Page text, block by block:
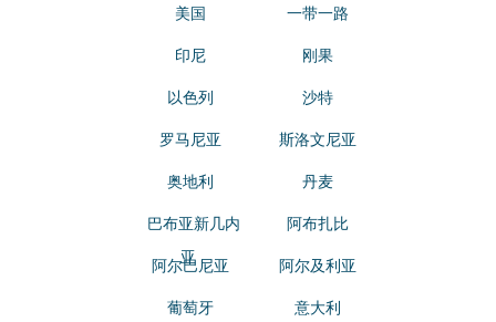
美国 一带一路
印尼 刚果
以色列 沙特
罗马尼亚 斯洛文尼亚
奥地利 丹麦
巴布亚新几内
亚
阿布扎比
阿尔巴尼亚 阿尔及利亚
葡萄牙 意大利